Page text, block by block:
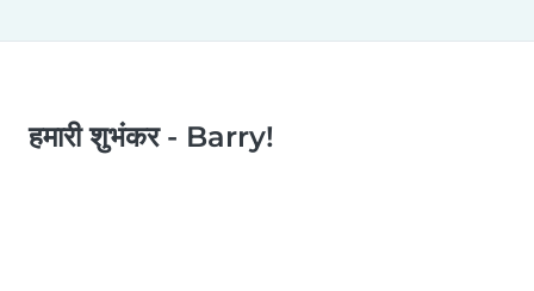
हमारी शुभंकर - Barry!